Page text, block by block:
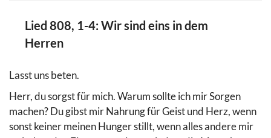
Lied 808, 1-4: Wir sind eins in dem
Herren
Lasst uns beten.
Herr, du sorgst für mich. Warum sollte ich mir Sorgen
machen? Du gibst mir Nahrung für Geist und Herz, wenn
sonst keiner meinen Hunger stillt, wenn alles andere mir